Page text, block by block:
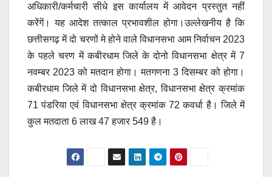
अधिकारी/कर्मचारी सीधे इस कार्यालय में आवेदन प्रस्तुत नहीं
करेंगें। यह आदेश तत्काल प्रभावशील होगा।उल्लेखनीय है कि
छत्तीसगढ़ में दो चरणों मे होने वाले विधानसभा आम निर्वाचन 2023
के पहले चरण में कबीरधाम जिले के दोनो विधानसभा क्षेत्र में 7
नवम्बर 2023 को मतदान होगा। मतगणना 3 दिसम्बर को होगा।
कबीरधाम जिले में दो विधानसभा क्षेत्र, विधानसभा क्षेत्र क्रमांक
71 पंडरिया एवं विधानसभा क्षेत्र क्रमांक 72 कवर्धा है। जिले में
कुल मतदाता 6 लाख 47 हजार 549 है।